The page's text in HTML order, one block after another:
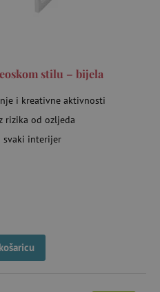
stilu – bijela
i kreativne aktivnosti
rizika od ozljeda
svaki interijer